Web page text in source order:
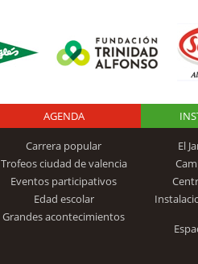
Logo Fundación
Trinidad Alfonso
AGENDA
Carrera popular
Trofeos ciudad de valencia
Eventos participativos
Edad escolar
Grandes acontecimientos
El